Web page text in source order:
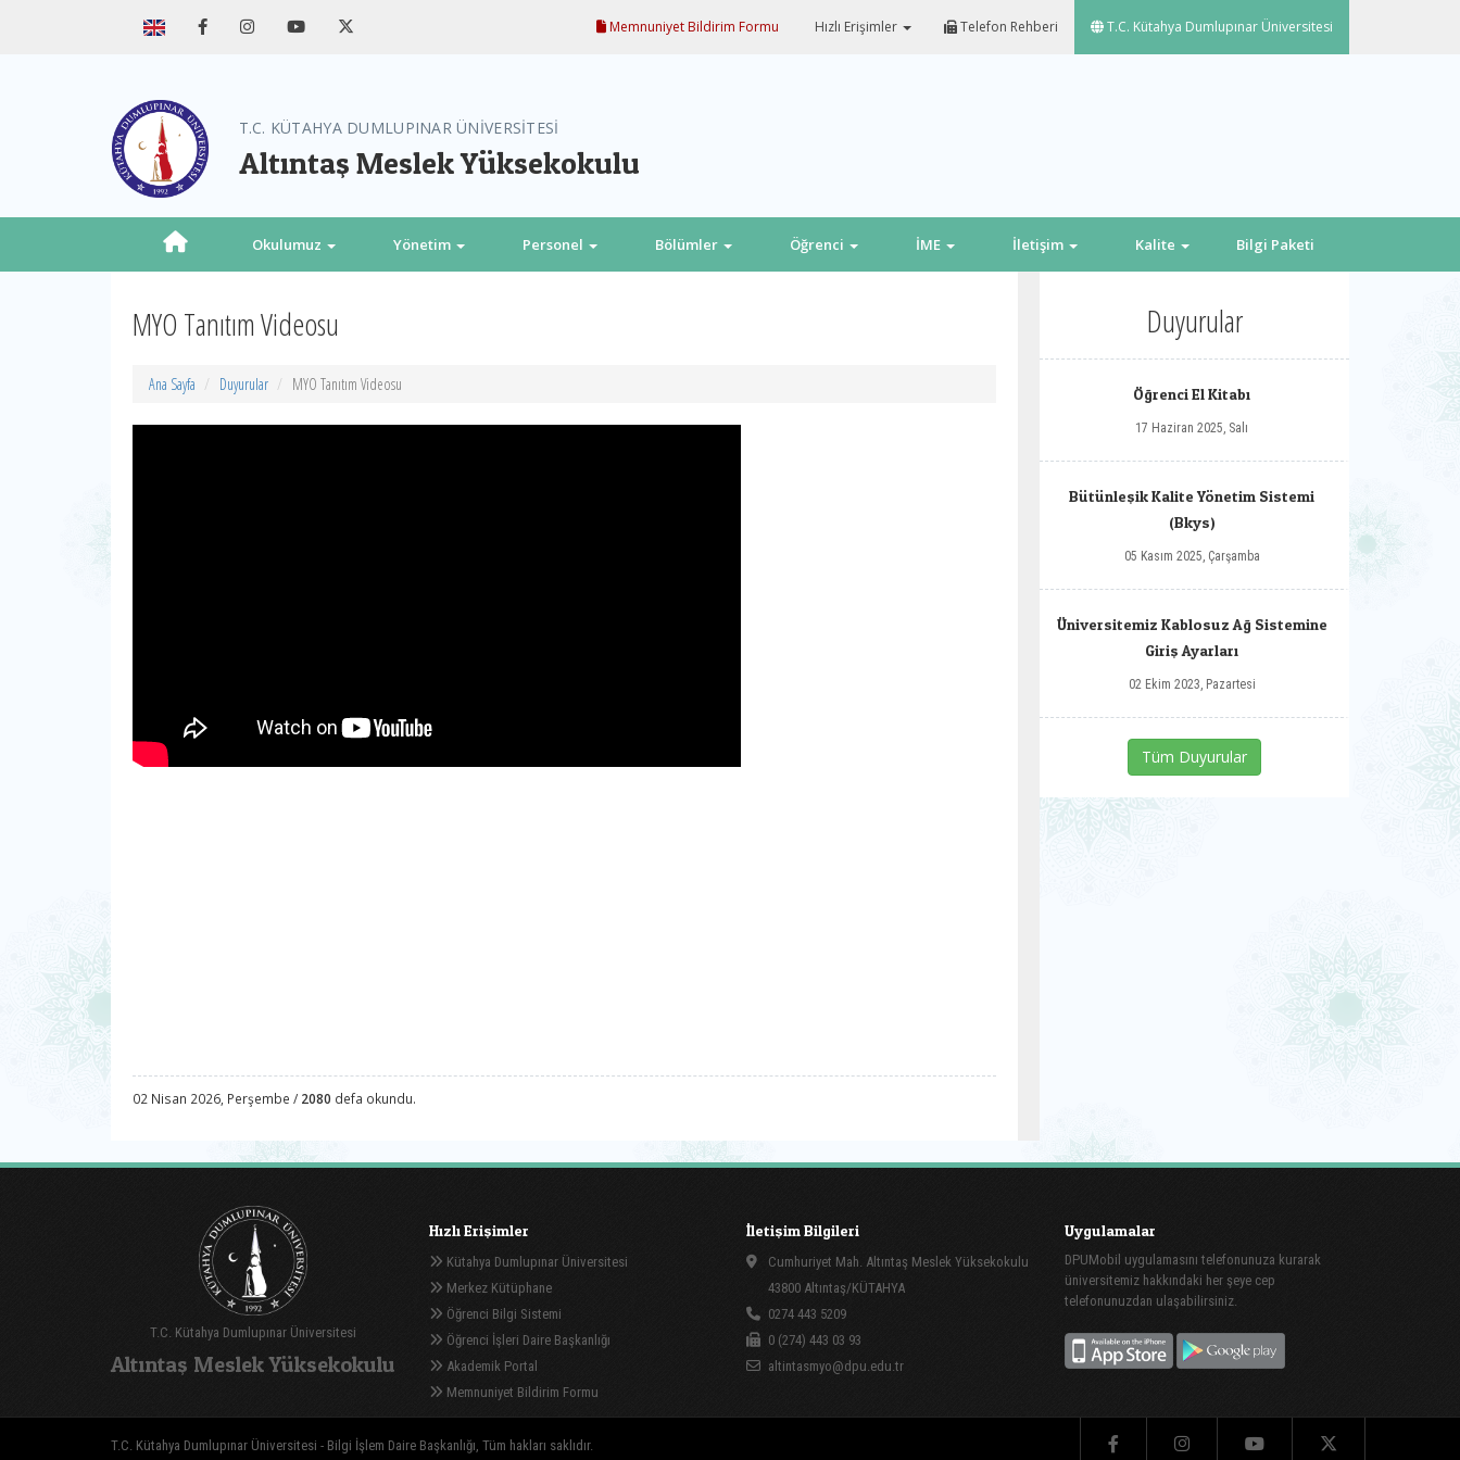
Memnuniyet Bildirim Formu Hızlı Erişimler Telefon Rehberi T.C. Kütahya Dumlupınar Üniversitesi
T.C. KÜTAHYA DUMLUPINAR ÜNİVERSİTESİ
Altıntaş Meslek Yüksekokulu
Okulumuz Yönetim Personel Bölümler Öğrenci İME İletişim Kalite Bilgi Paketi
MYO Tanıtım Videosu
Ana Sayfa Duyurular MYO Tanıtım Videosu
02 Nisan 2026, Perşembe / 2080 defa okundu.
Duyurular
Öğrenci El Kitabı
17 Haziran 2025, Salı
Bütünleşik Kalite Yönetim Sistemi
(Bkys)
05 Kasım 2025, Çarşamba
Üniversitemiz Kablosuz Ağ Sistemine
Giriş Ayarları
02 Ekim 2023, Pazartesi
Tüm Duyurular
T.C. Kütahya Dumlupınar Üniversitesi
Altıntaş Meslek Yüksekokulu
Hızlı Erişimler
Kütahya Dumlupınar Üniversitesi
Merkez Kütüphane
Öğrenci Bilgi Sistemi
Öğrenci İşleri Daire Başkanlığı
Akademik Portal
Memnuniyet Bildirim Formu
İletişim Bilgileri
Cumhuriyet Mah. Altıntaş Meslek Yüksekokulu
43800 Altıntaş/KÜTAHYA
0274 443 5209
0 (274) 443 03 93
altintasmyo@dpu.edu.tr
Uygulamalar
DPUMobil uygulamasını telefonunuza kurarak
üniversitemiz hakkındaki her şeye cep
telefonunuzdan ulaşabilirsiniz.
T.C. Kütahya Dumlupınar Üniversitesi - Bilgi İşlem Daire Başkanlığı, Tüm hakları saklıdır.